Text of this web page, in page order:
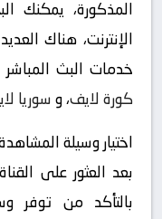
المذكورة، يمكنك
الإنترنت، هناك
خدمات البث المباشر
كورة لايف، وسوريا
اختيار وسيلة
بعد العثور على
بالتأكد من توفر